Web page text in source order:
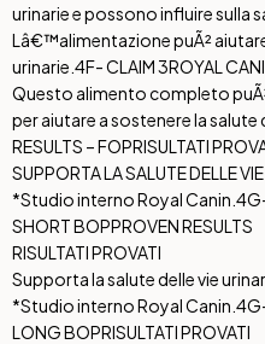
urinarie e possono influire sulla
Lâ€™alimentazione puÃ²
urinarie. 4F- CLAIM 3ROYAL
Questo alimento completo
per aiutare a sostenere la salute
RESULTS – FOPRISULTATI
SUPPORTA LA SALUTE DELLE
*Studio interno Royal Canin.
SHORT BOPPROVEN RESULTS
RISULTATI PROVATI
Supporta la salute delle vie
*Studio interno Royal Canin.
LONG BOPRISULTATI PROVATI